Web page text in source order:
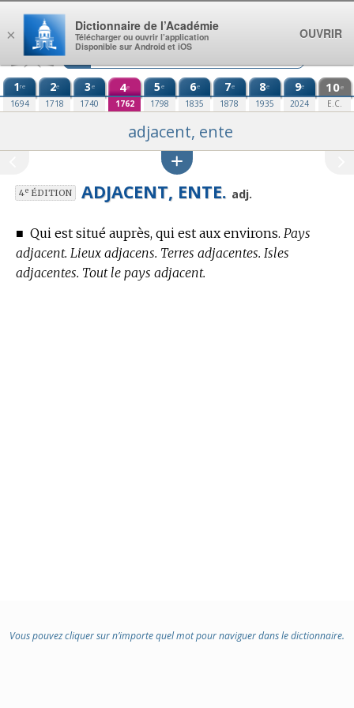
Aller au contenu
1re
1694
2e
1718
3e
1740
4e
1762
5e
1798
6e
1835
7e
1878
8e
1935
9e
2024
10e
E.C.
adjacent, ente
4eÉDITION ADJACENT, ENTE. adj.
■ Qui est situé auprès, qui est aux environs. Pays
adjacent. Lieux adjacens. Terres adjacentes. Isles
adjacentes. Tout le pays adjacent.
Vous pouvez cliquer sur n’importe quel mot pour naviguer dans le dictionnaire.
×
Dictionnaire de l’Académie
Télécharger ou ouvrir l’application
Disponible sur Android et iOS
OUVRIR